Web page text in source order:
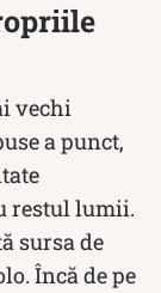
vechi
a punct,
restul lumii.
sursa de
Încă de pe